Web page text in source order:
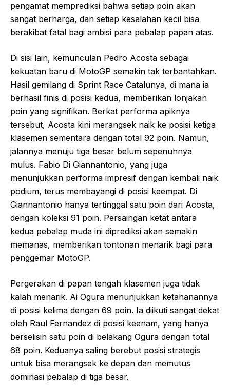
pengamat memprediksi bahwa setiap poin akan
sangat berharga, dan setiap kesalahan kecil bisa
berakibat fatal bagi ambisi para pebalap papan atas.
Di sisi lain, kemunculan Pedro Acosta sebagai
kekuatan baru di MotoGP semakin tak terbantahkan.
Hasil gemilang di Sprint Race Catalunya, di mana ia
berhasil finis di posisi kedua, memberikan lonjakan
poin yang signifikan. Berkat performa apiknya
tersebut, Acosta kini merangsek naik ke posisi ketiga
klasemen sementara dengan total 92 poin. Namun,
jalannya menuju tiga besar belum sepenuhnya
mulus. Fabio Di Giannantonio, yang juga
menunjukkan performa impresif dengan kembali naik
podium, terus membayangi di posisi keempat. Di
Giannantonio hanya tertinggal satu poin dari Acosta,
dengan koleksi 91 poin. Persaingan ketat antara
kedua pebalap muda ini diprediksi akan semakin
memanas, memberikan tontonan menarik bagi para
penggemar MotoGP.
Pergerakan di papan tengah klasemen juga tidak
kalah menarik. Ai Ogura menunjukkan ketahanannya
di posisi kelima dengan 69 poin. Ia diikuti sangat dekat
oleh Raul Fernandez di posisi keenam, yang hanya
berselisih satu poin di belakang Ogura dengan total
68 poin. Keduanya saling berebut posisi strategis
untuk bisa merangsek ke depan dan memutus
dominasi pebalap di tiga besar.